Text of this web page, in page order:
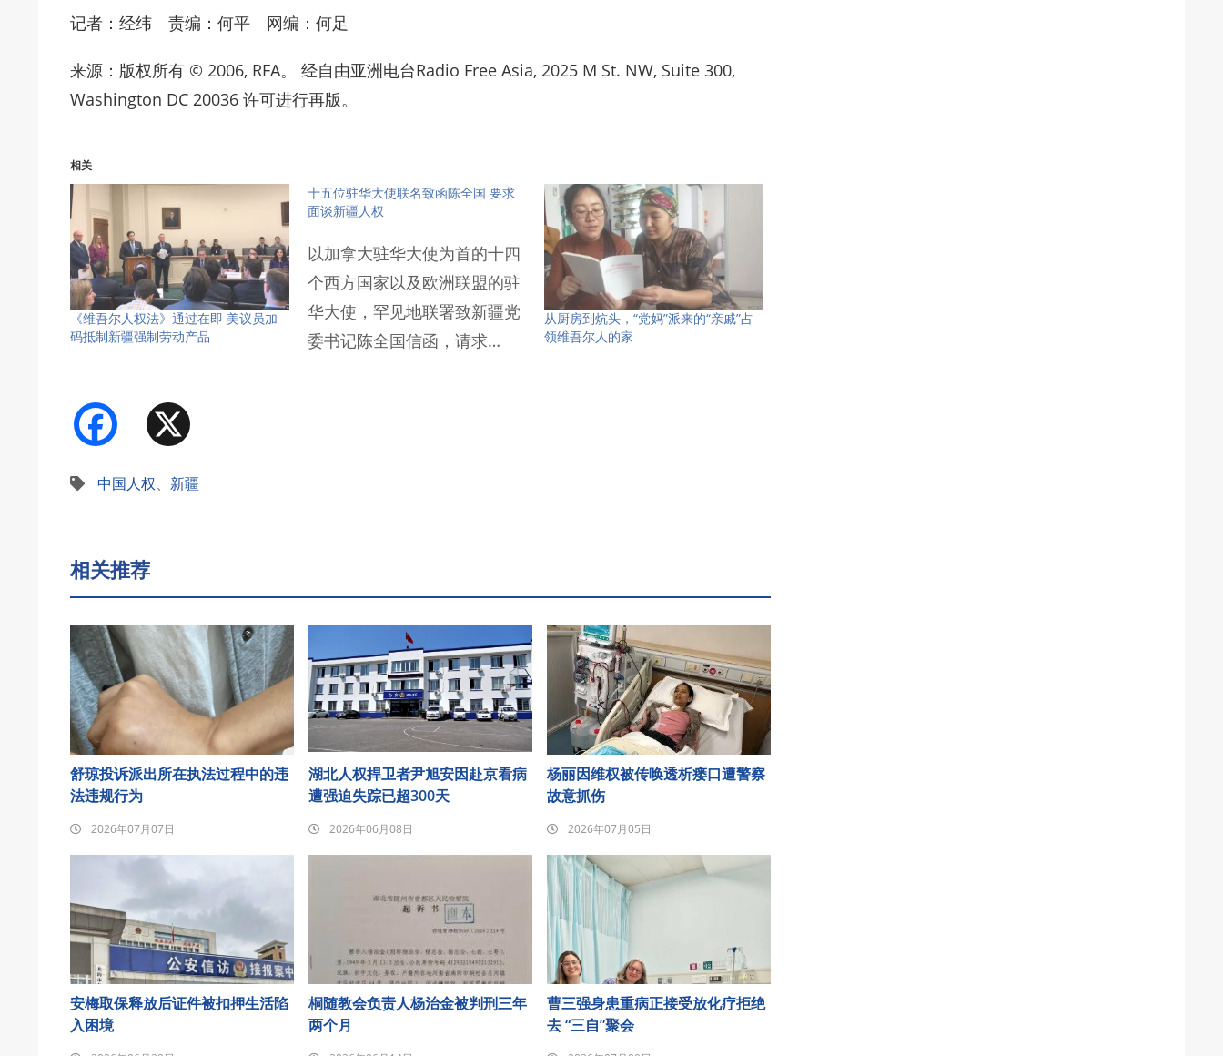
记者：经纬 责编：何平 网编：何足
来源：版权所有 © 2006, RFA。 经自由亚洲电台Radio Free Asia, 2025 M St. NW, Suite 300,
Washington DC 20036 许可进行再版。
相关
《维吾尔人权法》通过在即 美议员加
码抵制新疆强制劳动产品
十五位驻华大使联名致函陈全国 要求
面谈新疆人权
以加拿大驻华大使为首的十四
个西方国家以及欧洲联盟的驻
华大使，罕见地联署致新疆党
委书记陈全国信函，请求…
从厨房到炕头，“党妈”派来的“亲戚”占
领维吾尔人的家
Facebook
中国人权、 新疆
相关推荐
舒琼投诉派出所在执法过程中的违
法违规行为
2026年07月07日
湖北人权捍卫者尹旭安因赴京看病
遭强迫失踪已超300天
2026年06月08日
杨丽因维权被传唤透析瘘口遭警察
故意抓伤
2026年07月05日
安梅取保释放后证件被扣押生活陷
入困境
桐随教会负责人杨治金被判刑三年
两个月
曹三强身患重病正接受放化疗拒绝
去 “三自”聚会